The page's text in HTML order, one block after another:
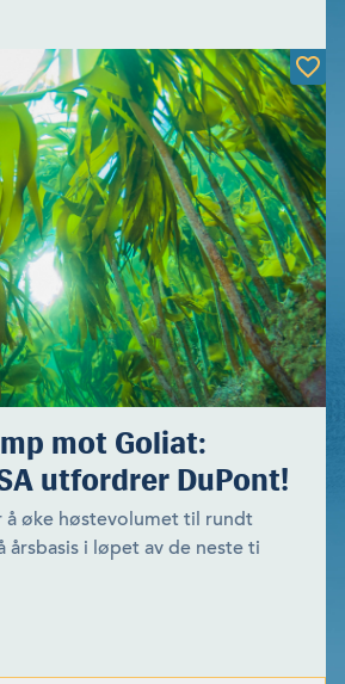
mot Goliat:
utfordrer DuPont!
å øke høstevolumet til rundt
årsbasis i løpet av de neste ti